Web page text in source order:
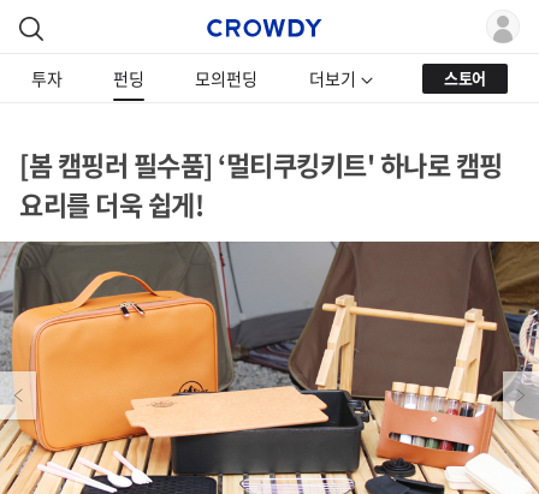
투자 펀딩 모의펀딩 더보기 스토어
[봄 캠핑러 필수품] ‘멀티쿠킹키트' 하나로 캠핑
요리를 더욱 쉽게!
Previous Next